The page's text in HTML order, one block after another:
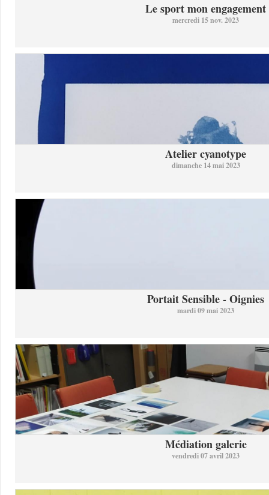
Le sport mon engagement
mercredi 15 nov. 2023
Atelier cyanotype
dimanche 14 mai 2023
Portait Sensible - Oignies
mardi 09 mai 2023
Médiation galerie
vendredi 07 avril 2023